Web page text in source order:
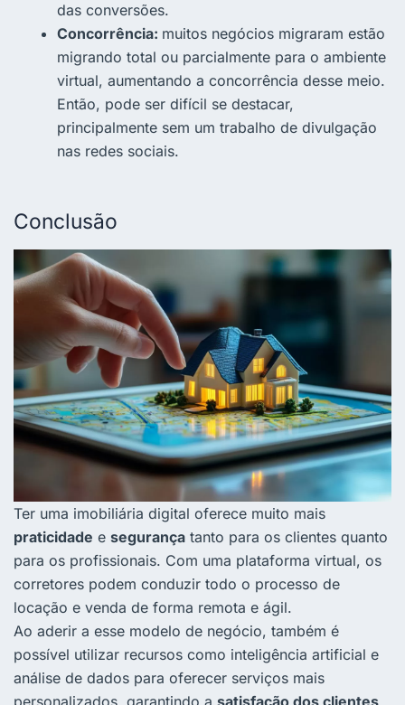
das conversões.
Concorrência: muitos negócios migraram estão
migrando total ou parcialmente para o ambiente
virtual, aumentando a concorrência desse meio.
Então, pode ser difícil se destacar,
principalmente sem um trabalho de divulgação
nas redes sociais.
Conclusão
Ter uma imobiliária digital oferece muito mais
praticidade e segurança tanto para os clientes quanto
para os profissionais. Com uma plataforma virtual, os
corretores podem conduzir todo o processo de
locação e venda de forma remota e ágil.
Ao aderir a esse modelo de negócio, também é
possível utilizar recursos como inteligência artificial e
análise de dados para oferecer serviços mais
personalizados, garantindo a satisfação dos clientes.